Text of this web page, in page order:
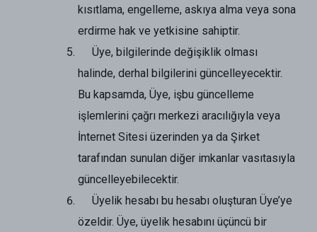
kısıtlama, engelleme, askıya alma veya sona
erdirme hak ve yetkisine sahiptir.
Üye, bilgilerinde değişiklik olması
halinde, derhal bilgilerini güncelleyecektir.
Bu kapsamda, Üye, işbu güncelleme
işlemlerini çağrı merkezi aracılığıyla veya
İnternet Sitesi üzerinden ya da Şirket
tarafından sunulan diğer imkanlar vasıtasıyla
güncelleyebilecektir.
Üyelik hesabı bu hesabı oluşturan Üye’ye
özeldir. Üye, üyelik hesabını üçüncü bir